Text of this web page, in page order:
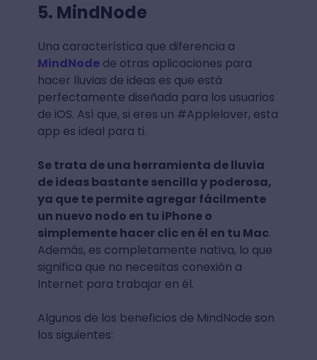
5. MindNode
Una característica que diferencia a
MindNodede otras aplicaciones para
hacer lluvias de ideas es que está
perfectamente diseñada para los usuarios
de iOS. Así que, si eres un #Applelover, esta
app es ideal para ti.
Se trata de una herramienta de lluvia
de ideas bastante sencilla y poderosa,
ya que te permite agregar fácilmente
un nuevo nodo en tu iPhone o
simplemente hacer clic en él en tu Mac.
Además, es completamente nativa, lo que
significa que no necesitas conexión a
Internet para trabajar en él.
Algunos de los beneficios de MindNode son
los siguientes: